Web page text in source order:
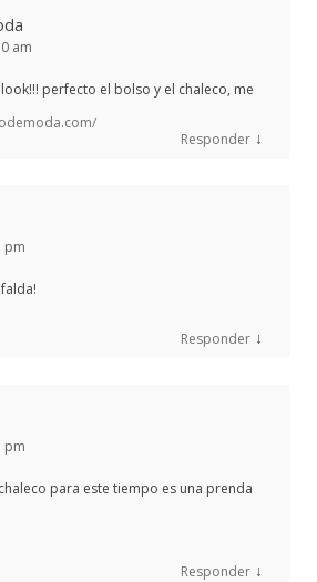
am
perfecto el bolso y el chaleco, me
Responder ↓
pm
Responder ↓
pm
para este tiempo es una prenda
Responder ↓